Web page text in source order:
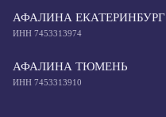
АФАЛИНА ЕКАТЕРИНБУРГ
ИНН 7453313974
АФАЛИНА ТЮМЕНЬ
ИНН 7453313910